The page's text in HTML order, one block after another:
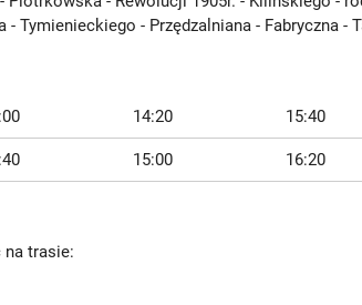
- Przędzalniana - Fabryczna -
14:20 15:40
15:00 16:20
na trasie: